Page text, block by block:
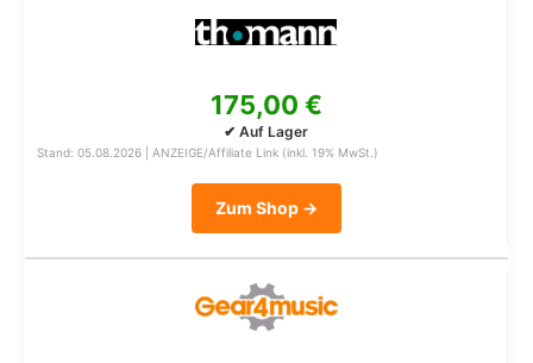
175,00 €
✔ Auf Lager
Stand: 05.08.2026 | ANZEIGE/Affiliate Link (inkl. 19% MwSt.)
Zum Shop →